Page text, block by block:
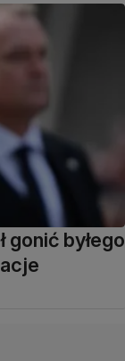
gonić byłego